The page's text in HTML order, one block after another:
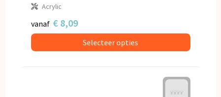
Acrylic
vanaf € 8,09
Selecteer opties